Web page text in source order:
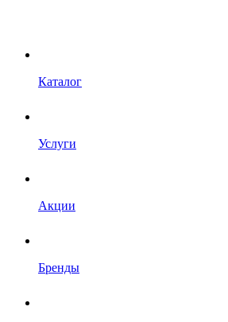
Каталог
Услуги
Акции
Бренды